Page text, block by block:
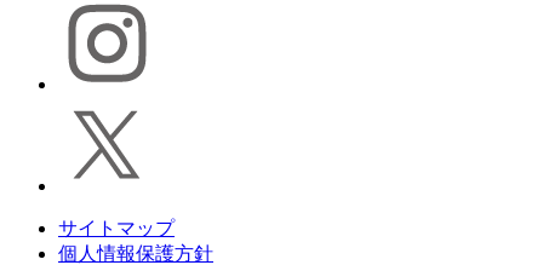
サイトマップ
個人情報保護方針